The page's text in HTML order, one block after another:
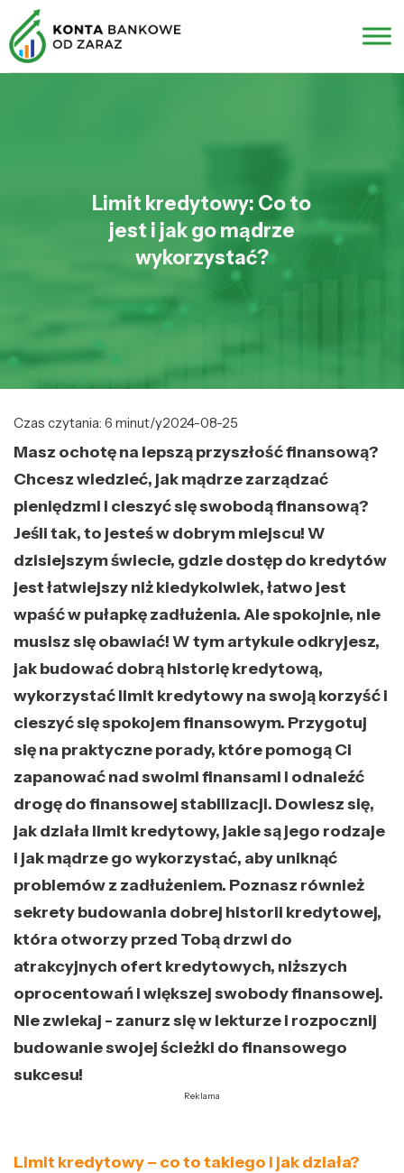
Limit kredytowy: Co to
jest i jak go mądrze
wykorzystać?
Czas czytania: 6 minut/y2024-08-25
Masz ochotę na lepszą przyszłość finansową?
Chcesz wiedzieć, jak mądrze zarządzać
pieniędzmi i cieszyć się swobodą finansową?
Jeśli tak, to jesteś w dobrym miejscu! W
dzisiejszym świecie, gdzie dostęp do kredytów
jest łatwiejszy niż kiedykolwiek, łatwo jest
wpaść w pułapkę zadłużenia. Ale spokojnie, nie
musisz się obawiać! W tym artykule odkryjesz,
jak budować dobrą historię kredytową,
wykorzystać limit kredytowy na swoją korzyść i
cieszyć się spokojem finansowym. Przygotuj
się na praktyczne porady, które pomogą Ci
zapanować nad swoimi finansami i odnaleźć
drogę do finansowej stabilizacji. Dowiesz się,
jak działa limit kredytowy, jakie są jego rodzaje
i jak mądrze go wykorzystać, aby uniknąć
problemów z zadłużeniem. Poznasz również
sekrety budowania dobrej historii kredytowej,
która otworzy przed Tobą drzwi do
atrakcyjnych ofert kredytowych, niższych
oprocentowań i większej swobody finansowej.
Nie zwlekaj - zanurz się w lekturze i rozpocznij
budowanie swojej ścieżki do finansowego
sukcesu!
Reklama
Limit kredytowy – co to takiego i jak działa?